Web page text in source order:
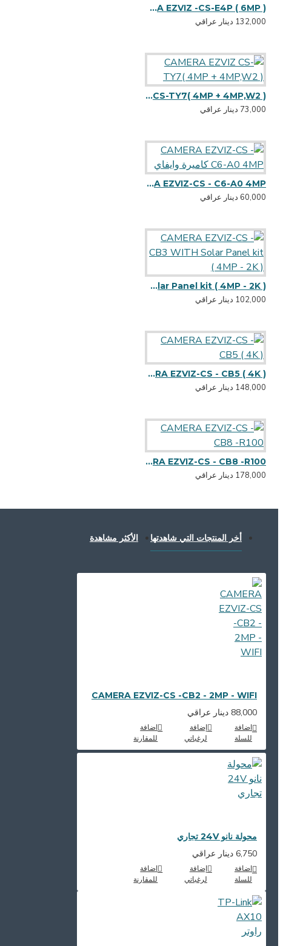
CAMERA EZVIZ -CS-E4P ( 6MP )
132,000 دينار عراقي
CAMERA EZVIZ CS-TY7( 4MP + 4MP,W2 )
73,000 دينار عراقي
CAMERA EZVIZ-CS - C6-A0 4MP كاميرة وايفاي
60,000 دينار عراقي
CAMERA EZVIZ-CS - CB3 WITH Solar Panel kit ( 4MP - 2K )
102,000 دينار عراقي
CAMERA EZVIZ-CS - CB5 ( 4K )
148,000 دينار عراقي
CAMERA EZVIZ-CS - CB8 -R100
178,000 دينار عراقي
أخر المنتجات التي شاهدتها الأكثر مشاهدة
CAMERA EZVIZ-CS -CB2 - 2MP - WIFI
88,000 دينار عراقي
اضافة
للسلة
إضافة
لرغباتي
اضافة
للمقارنة
محولة نانو 24V تجاري
6,750 دينار عراقي
اضافة
للسلة
إضافة
لرغباتي
اضافة
للمقارنة